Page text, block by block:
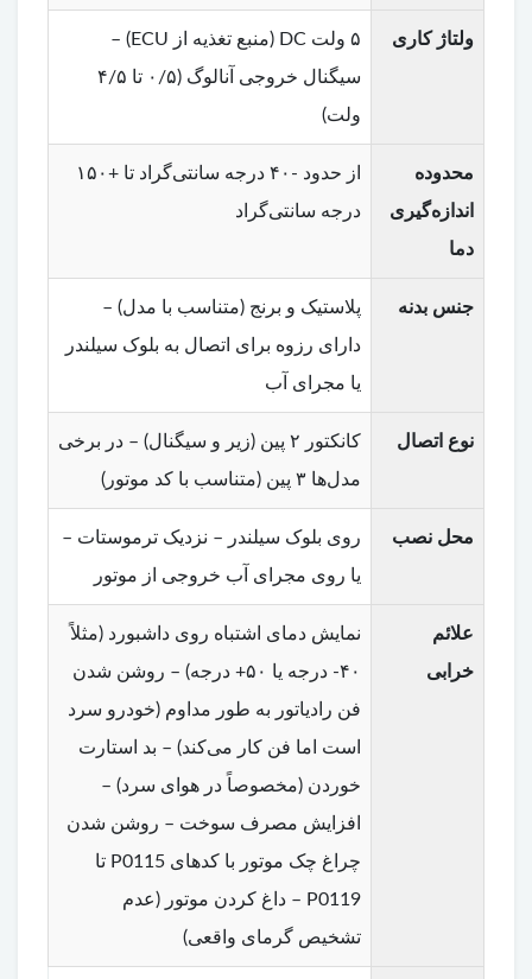
ولتاژ کاری
۵ ولت DC (منبع تغذیه از ECU) –
سیگنال خروجی آنالوگ (۰/۵ تا ۴/۵
ولت)
محدوده
اندازه‌گیری
دما
از حدود -۴۰ درجه سانتی‌گراد تا +۱۵۰
درجه سانتی‌گراد
جنس بدنه
پلاستیک و برنج (متناسب با مدل) –
دارای رزوه برای اتصال به بلوک سیلندر
یا مجرای آب
نوع اتصال
کانکتور ۲ پین (زیر و سیگنال) – در برخی
مدل‌ها ۳ پین (متناسب با کد موتور)
محل نصب
روی بلوک سیلندر – نزدیک ترموستات –
یا روی مجرای آب خروجی از موتور
علائم
خرابی
نمایش دمای اشتباه روی داشبورد (مثلاً
۴۰- درجه یا ۵۰+ درجه) – روشن شدن
فن رادیاتور به طور مداوم (خودرو سرد
است اما فن کار می‌کند) – بد استارت
خوردن (مخصوصاً در هوای سرد) –
افزایش مصرف سوخت – روشن شدن
چراغ چک موتور با کدهای P0115 تا
P0119 – داغ کردن موتور (عدم
تشخیص گرمای واقعی)